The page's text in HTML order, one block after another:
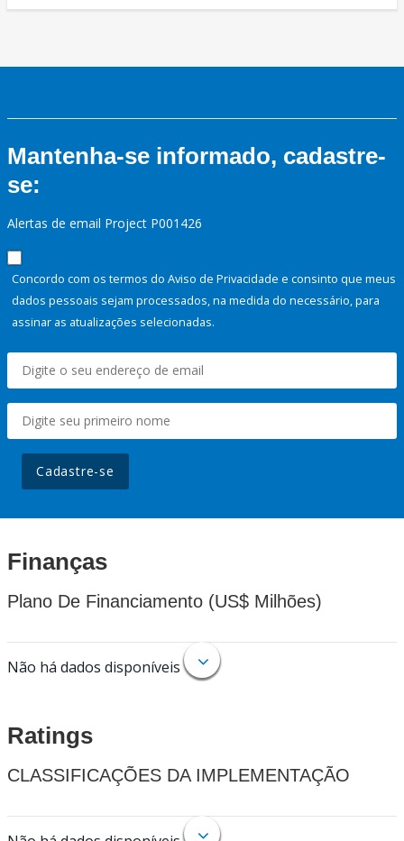
Mantenha-se informado, cadastre-
se:
Alertas de email Project P001426
Concordo com os termos do Aviso de Privacidade e consinto que meus
dados pessoais sejam processados, na medida do necessário, para
assinar as atualizações selecionadas.
Cadastre-se
Finanças
Plano De Financiamento (US$ Milhões)
Não há dados disponíveis
Ratings
CLASSIFICAÇÕES DA IMPLEMENTAÇÃO